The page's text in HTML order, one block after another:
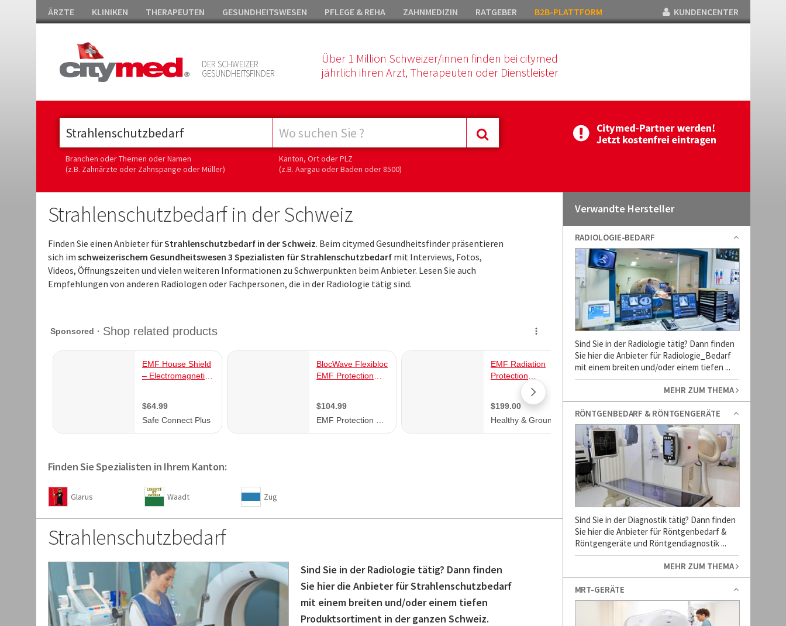
ÄRZTE KLINIKEN THERAPEUTEN GESUNDHEITSWESEN PFLEGE & REHA ZAHNMEDIZIN RATGEBER B2B-PLATTFORM KUNDENCENTER
DER SCHWEIZER
GESUNDHEITSFINDER
Über 1 Million Schweizer/innen finden bei citymed
jährlich ihren Arzt, Therapeuten oder Dienstleister
Branchen oder Themen oder Namen
(z.B. Zahnärzte oder Zahnspange oder Müller)
Kanton, Ort oder PLZ
(z.B. Aargau oder Baden oder 8500)
Strahlenschutzbedarf in der Schweiz
Finden Sie einen Anbieter fürStrahlenschutzbedarf in der Schweiz. Beim citymed Gesundheitsfinder präsentieren
sich im schweizerischem Gesundheitswesen 3 Spezialisten für Strahlenschutzbedarf mit Interviews, Fotos,
Videos, Öffnungszeiten und vielen weiteren Informationen zu Schwerpunkten beim Anbieter. Lesen Sie auch
Empfehlungen von anderen Radiologen oder Fachpersonen, die in der Radiologie tätig sind.
Finden Sie Spezialisten in Ihrem Kanton:
Glarus Waadt Zug
Strahlenschutzbedarf
Sind Sie in der Radiologie tätig? Dann finden
Sie hier die Anbieter für Strahlenschutzbedarf
mit einem breiten und/oder einem tiefen
Produktsortiment in der ganzen Schweiz.
Verwandte Hersteller
RADIOLOGIE-BEDARF
Sind Sie in der Radiologie tätig? Dann finden
Sie hier die Anbieter für Radiologie_Bedarf
mit einem breiten und/oder einem tiefen ...
MEHR ZUM THEMA
RÖNTGENBEDARF & RÖNTGENGERÄTE
Sind Sie in der Diagnostik tätig? Dann finden
Sie hier die Anbieter für Röntgenbedarf &
Röntgengeräte und Röntgendiagnostik ...
MEHR ZUM THEMA
MRT-GERÄTE